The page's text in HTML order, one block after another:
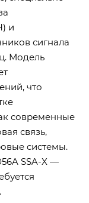
и
сигнала
Модель
что
современные
связь,
системы.
SSA-X —